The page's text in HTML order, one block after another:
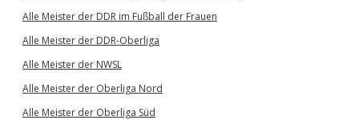
Alle Meister der DDR im Fußball der Frauen
Alle Meister der DDR-Oberliga
Alle Meister der NWSL
Alle Meister der Oberliga Nord
Alle Meister der Oberliga Süd